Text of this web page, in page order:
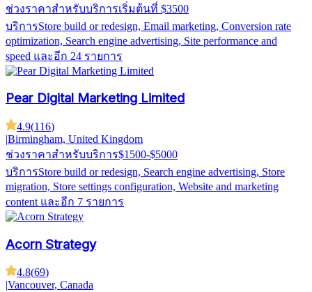
ช่วงราคาสำหรับบริการเริ่มต้นที่ $3500
บริการStore build or redesign, Email marketing, Conversion rate
optimization, Search engine advertising, Site performance and
speed และอีก 24 รายการ
Pear Digital Marketing Limited
4.9(116)
|Birmingham, United Kingdom
ช่วงราคาสำหรับบริการ$1500-$5000
บริการStore build or redesign, Search engine advertising, Store
migration, Store settings configuration, Website and marketing
content และอีก 7 รายการ
Acorn Strategy
4.8(69)
|Vancouver, Canada